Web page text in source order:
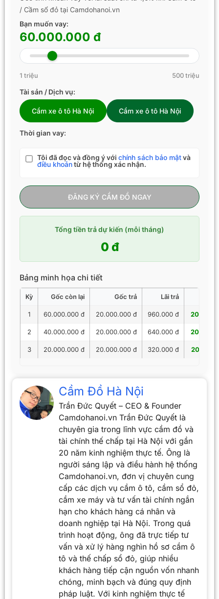
/ Cầm sổ đỏ tại Camdohanoi.vn
Bạn muốn vay:
60.000.000 đ
1 triệu 500 triệu
Tài sản / Dịch vụ:
Cầm xe ô tô Hà Nội Cầm xe ô tô Hà Nội
Thời gian vay:
Tôi đã đọc và đồng ý với chính sách bảo mậtvà
điều khoảntừ hệ thống xác nhận.
ĐĂNG KÝ CẦM ĐỒ NGAY
Tổng tiền trả dự kiến (mỗi tháng)
0 đ
Bảng minh họa chi tiết
Kỳ Gốc còn lại Gốc trả Lãi trả
1 60.000.000 đ 20.000.000 đ 960.000 đ
2 40.000.000 đ 20.000.000 đ 640.000 đ
3 20.000.000 đ 20.000.000 đ 320.000 đ
Cầm Đồ Hà Nội
Trần Đức Quyết – CEO & Founder
Camdohanoi.vn Trần Đức Quyết là
chuyên gia trong lĩnh vực cầm đồ và
tài chính thế chấp tại Hà Nội với gần
20 năm kinh nghiệm thực tế. Ông là
người sáng lập và điều hành hệ thống
Camdohanoi.vn, đơn vị chuyên cung
cấp các dịch vụ cầm ô tô, cầm sổ đỏ,
cầm xe máy và tư vấn tài chính ngắn
hạn cho khách hàng cá nhân và
doanh nghiệp tại Hà Nội. Trong quá
trình hoạt động, ông đã trực tiếp tư
vấn và xử lý hàng nghìn hồ sơ cầm ô
tô và thế chấp sổ đỏ, giúp nhiều
khách hàng tiếp cận nguồn vốn nhanh
chóng, minh bạch và đúng quy định
pháp luật. Với kinh nghiệm thực tế